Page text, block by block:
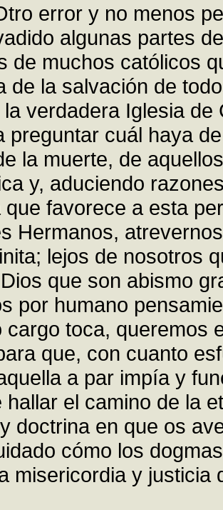
error y no menos
algunas partes
de muchos católicos
de la salvación de
verdadera Iglesia
preguntar cuál haya
la muerte, de
y, aduciendo
que favorece a esta
Hermanos,
lejos de nosotros
que son abismo
por humano
cargo toca, queremos
que, con cuanto
a par impía y
hallar el camino de la
doctrina en que os
cómo los
misericordia y justicia